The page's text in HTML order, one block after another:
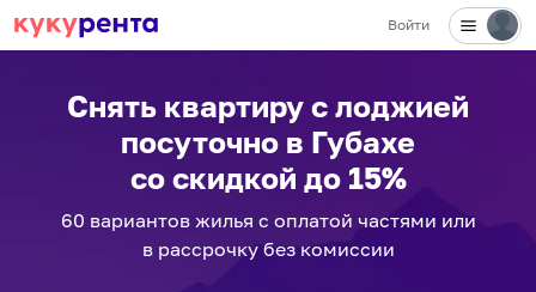
Войти
Снять квартиру с лоджией
посуточно в Губахе
со скидкой до 15%
60 вариантовжилья с оплатой частями или
в рассрочку без комиссии